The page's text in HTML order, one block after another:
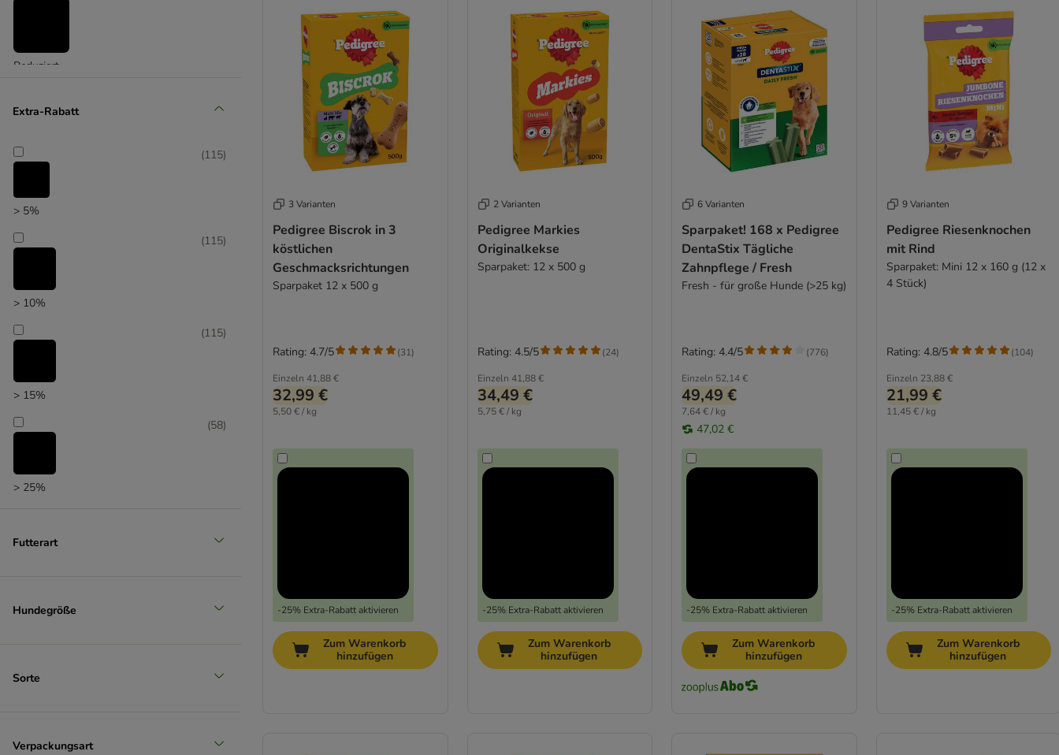
Neue Produkte Hund
Reduziert
Extra-Rabatt
> 5%
(115)
> 10%
(115)
> 15%
(115)
> 25%
(58)
Futterart
Hundegröße
Sorte
Verpackungsart
3 Varianten
Pedigree Biscrok in 3
köstlichen
Geschmacksrichtungen
Sparpaket 12 x 500 g
Einzeln 41,88 €
32,99 €
5,50 € / kg
-25% Extra-Rabatt aktivieren
Rating: 4.7/5 (31)
Zum Warenkorb
hinzufügen
2 Varianten
Pedigree Markies
Originalkekse
Sparpaket: 12 x 500 g
Einzeln 41,88 €
34,49 €
5,75 € / kg
-25% Extra-Rabatt aktivieren
Rating: 4.5/5 (24)
Zum Warenkorb
hinzufügen
6 Varianten
Sparpaket! 168 x Pedigree
DentaStix Tägliche
Zahnpflege / Fresh
Fresh - für große Hunde (>25 kg)
Einzeln 52,14 €
49,49 €
7,64 € / kg
47,02 €
-25% Extra-Rabatt aktivieren
Rating: 4.4/5 (776)
Zum Warenkorb
hinzufügen
9 Varianten
Pedigree Riesenknochen
mit Rind
Sparpaket: Mini 12 x 160 g (12 x
4 Stück)
Einzeln 23,88 €
21,99 €
11,45 € / kg
-25% Extra-Rabatt aktivieren
Rating: 4.8/5 (104)
Zum Warenkorb
hinzufügen